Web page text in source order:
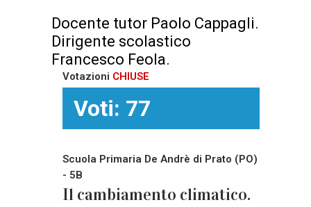
Docente tutor Paolo Cappagli.
Dirigente scolastico
Francesco Feola.
Votazioni CHIUSE
Voti: 77
Scuola Primaria De Andrè di Prato (PO)
- 5B
Il cambiamento climatico.